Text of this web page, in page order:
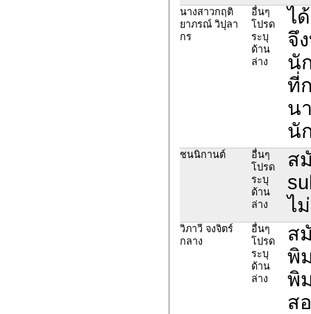
นางสาวกฤติ
ยาภรณ์ วิปุลา
กร
อื่นๆ
โปรด
ระบุ
ด้าน
ล่าง
ไ
จึ
นั
ที่
น
นั
ชนนิกานต์
อื่นๆ
โปรด
ระบุ
ด้าน
ล่าง
ส
ไ
วิภาวี จงจิตร์
กลาง
อื่นๆ
โปรด
ระบุ
ด้าน
ล่าง
ส
พิ
พิ
ส